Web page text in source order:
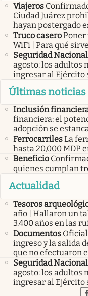
Viajeros
Ciudad Juárez
hayan postergado
Truco caseroPoner
WiFi | Para qué
Seguridad Nacional
agosto: los adultos
ingresar al Ejército
Últimas noticias
Inclusión
financiera: el
adopción se
FerrocarrilesLa
hasta 20,000 MDP
Beneficio
quienes cumplan
Actualidad
Tesoros
año | Hallaron un
3.400 años en las
Documentos
ingreso y la salida
que no efectuaron
Seguridad Nacional
agosto: los adultos
ingresar al Ejército